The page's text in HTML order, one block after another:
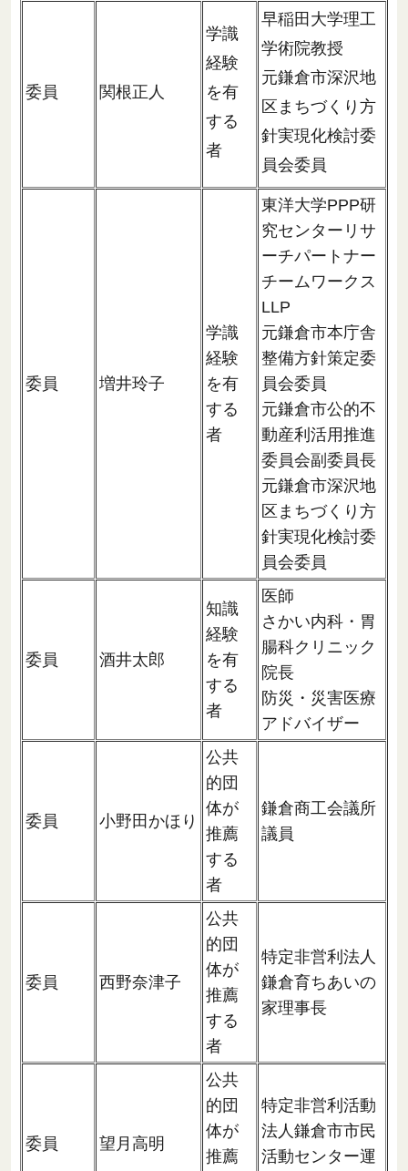
委員 関根正人
学識
経験
を有
する
者
早稲田大学理工
学術院教授
元鎌倉市深沢地
区まちづくり方
針実現化検討委
員会委員
委員 増井玲子
学識
経験
を有
する
者
東洋大学PPP研
究センターリサ
ーチパートナー
チームワークス
LLP
元鎌倉市本庁舎
整備方針策定委
員会委員
元鎌倉市公的不
動産利活用推進
委員会副委員長
元鎌倉市深沢地
区まちづくり方
針実現化検討委
員会委員
委員 酒井太郎
知識
経験
を有
する
者
医師
さかい内科・胃
腸科クリニック
院長
防災・災害医療
アドバイザー
委員 小野田かほり
公共
的団
体が
推薦
する
者
鎌倉商工会議所
議員
委員 西野奈津子
公共
的団
体が
推薦
する
者
特定非営利法人
鎌倉育ちあいの
家理事長
委員 望月高明
公共
的団
体が
推薦
特定非営利活動
法人鎌倉市市民
活動センター運